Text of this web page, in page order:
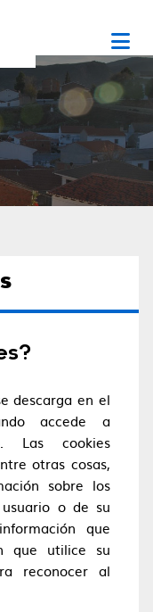
descarga en el
accede a
Las cookies
otras cosas,
sobre los
o de su
que
que utilice su
reconocer al